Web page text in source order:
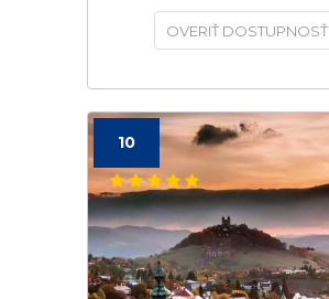
OVERIŤ DOSTUPNOSŤ
10